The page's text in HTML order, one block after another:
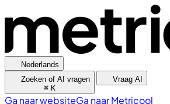
Nederlands
Zoeken of AI vragen
⌘ K
Vraag AI
Ga naar websiteGa naar Metricool